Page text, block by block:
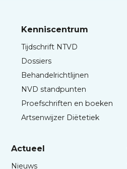
Kenniscentrum
Tijdschrift NTVD
Dossiers
Behandelrichtlijnen
NVD standpunten
Proefschriften en boeken
Artsenwijzer Diëtetiek
Actueel
Nieuws